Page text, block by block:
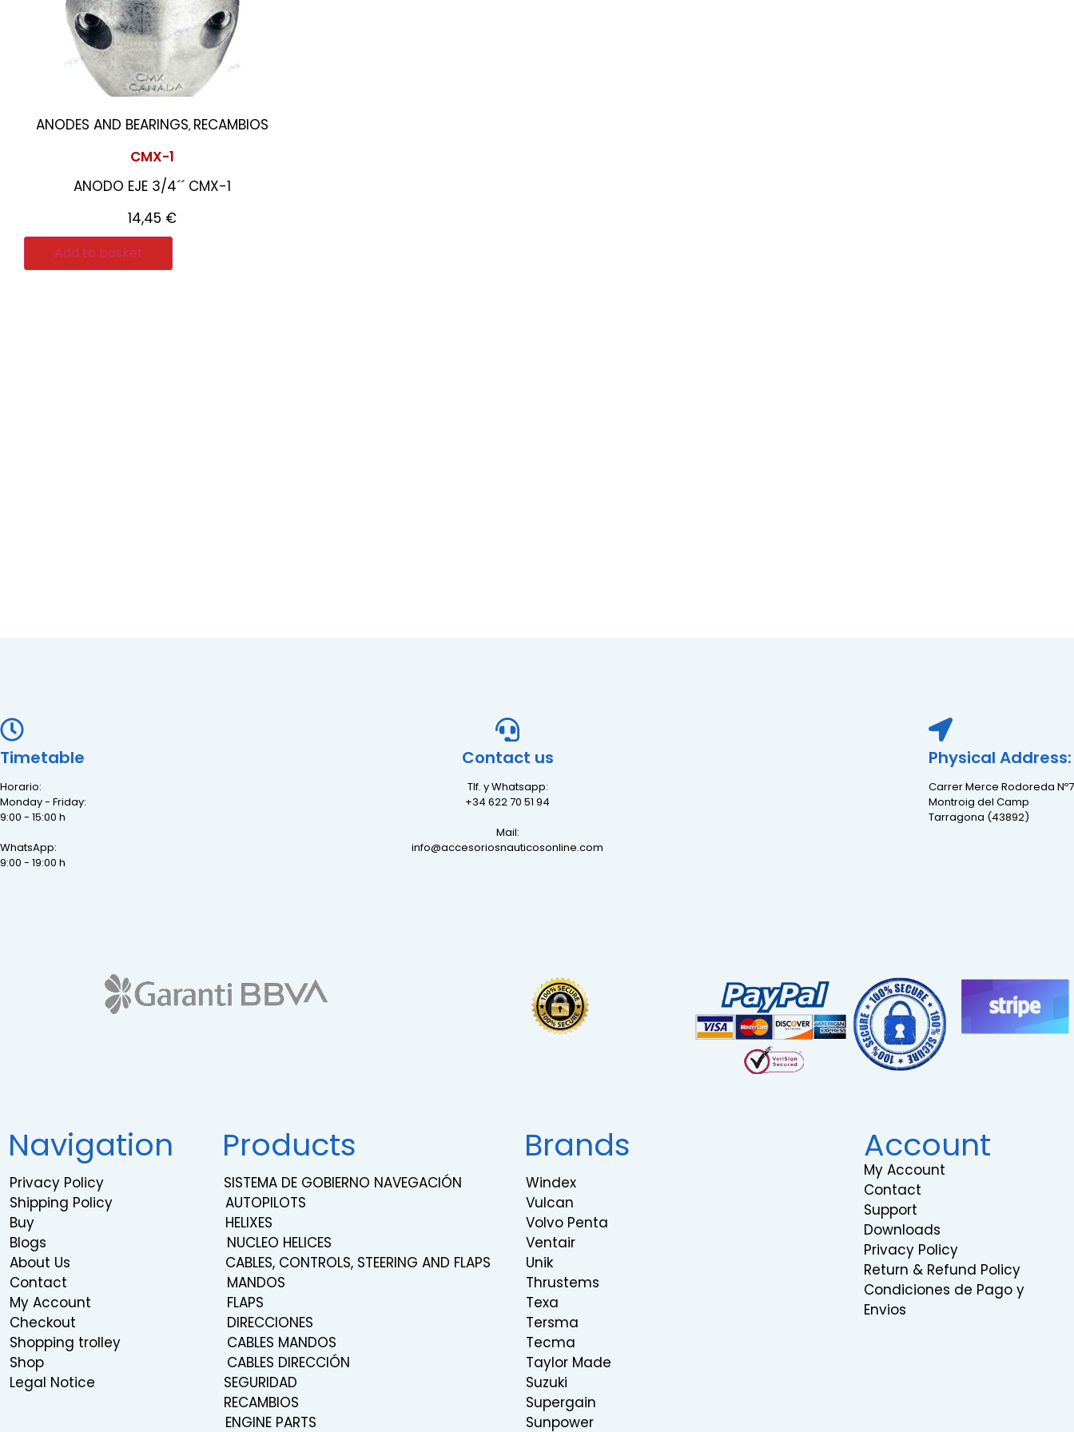
ANODES AND BEARINGS, RECAMBIOS
CMX-1
ANODO EJE 3/4´´ CMX-1
14,45 €
Add to basket
Timetable
Horario:
Monday - Friday:
9:00 - 15:00 h
WhatsApp:
9:00 - 19:00 h
Contact us
Tlf. y Whatsapp:
+34 622 70 51 94
Mail:
info@accesoriosnauticosonline.com
Physical Address:
Carrer Merce Rodoreda Nº7
Montroig del Camp
Tarragona (43892)
Navigation
Privacy Policy
Shipping Policy
Buy
Blogs
About Us
Contact
My Account
Checkout
Shopping trolley
Shop
Legal Notice
Products
SISTEMA DE GOBIERNO NAVEGACIÓN
AUTOPILOTS
HELIXES
NUCLEO HELICES
CABLES, CONTROLS, STEERING AND FLAPS
MANDOS
FLAPS
DIRECCIONES
CABLES MANDOS
CABLES DIRECCIÓN
SEGURIDAD
RECAMBIOS
ENGINE PARTS
Brands
Windex
Vulcan
Volvo Penta
Ventair
Unik
Thrustems
Texa
Tersma
Tecma
Taylor Made
Suzuki
Supergain
Sunpower
Account
My Account
Contact
Support
Downloads
Privacy Policy
Return & Refund Policy
Condiciones de Pago y
Envios